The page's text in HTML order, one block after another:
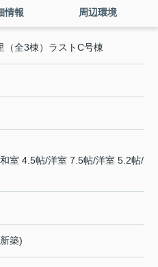
情報 周辺環境
（全3棟）ラストC号棟
和室 4.5帖/洋室 7.5帖/洋室 5.2帖/
築)